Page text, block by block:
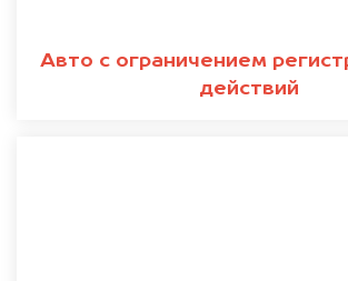
Авто с ограничением
действий